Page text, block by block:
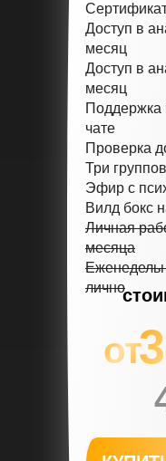
от
Доступ в
месяц
Доступ в
месяц
Поддержка
чате
Проверка
Три
Эфир с
Вилд бокс
Личная
месяца
лично